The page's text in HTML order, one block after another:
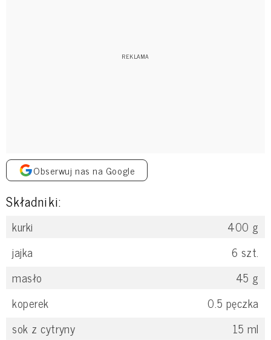
Obserwuj nas na Google
Składniki:
kurki 400 g
jajka
6 szt.
masło
45 g
koperek
0.5 pęczka
sok z cytryny
15 ml